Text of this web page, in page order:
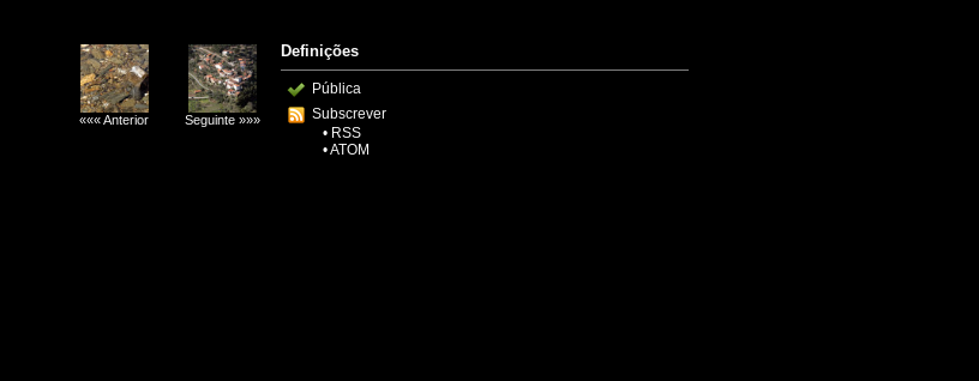
««« Anterior Seguinte »»»
Definições
Pública
Subscrever
• RSS
•ATOM